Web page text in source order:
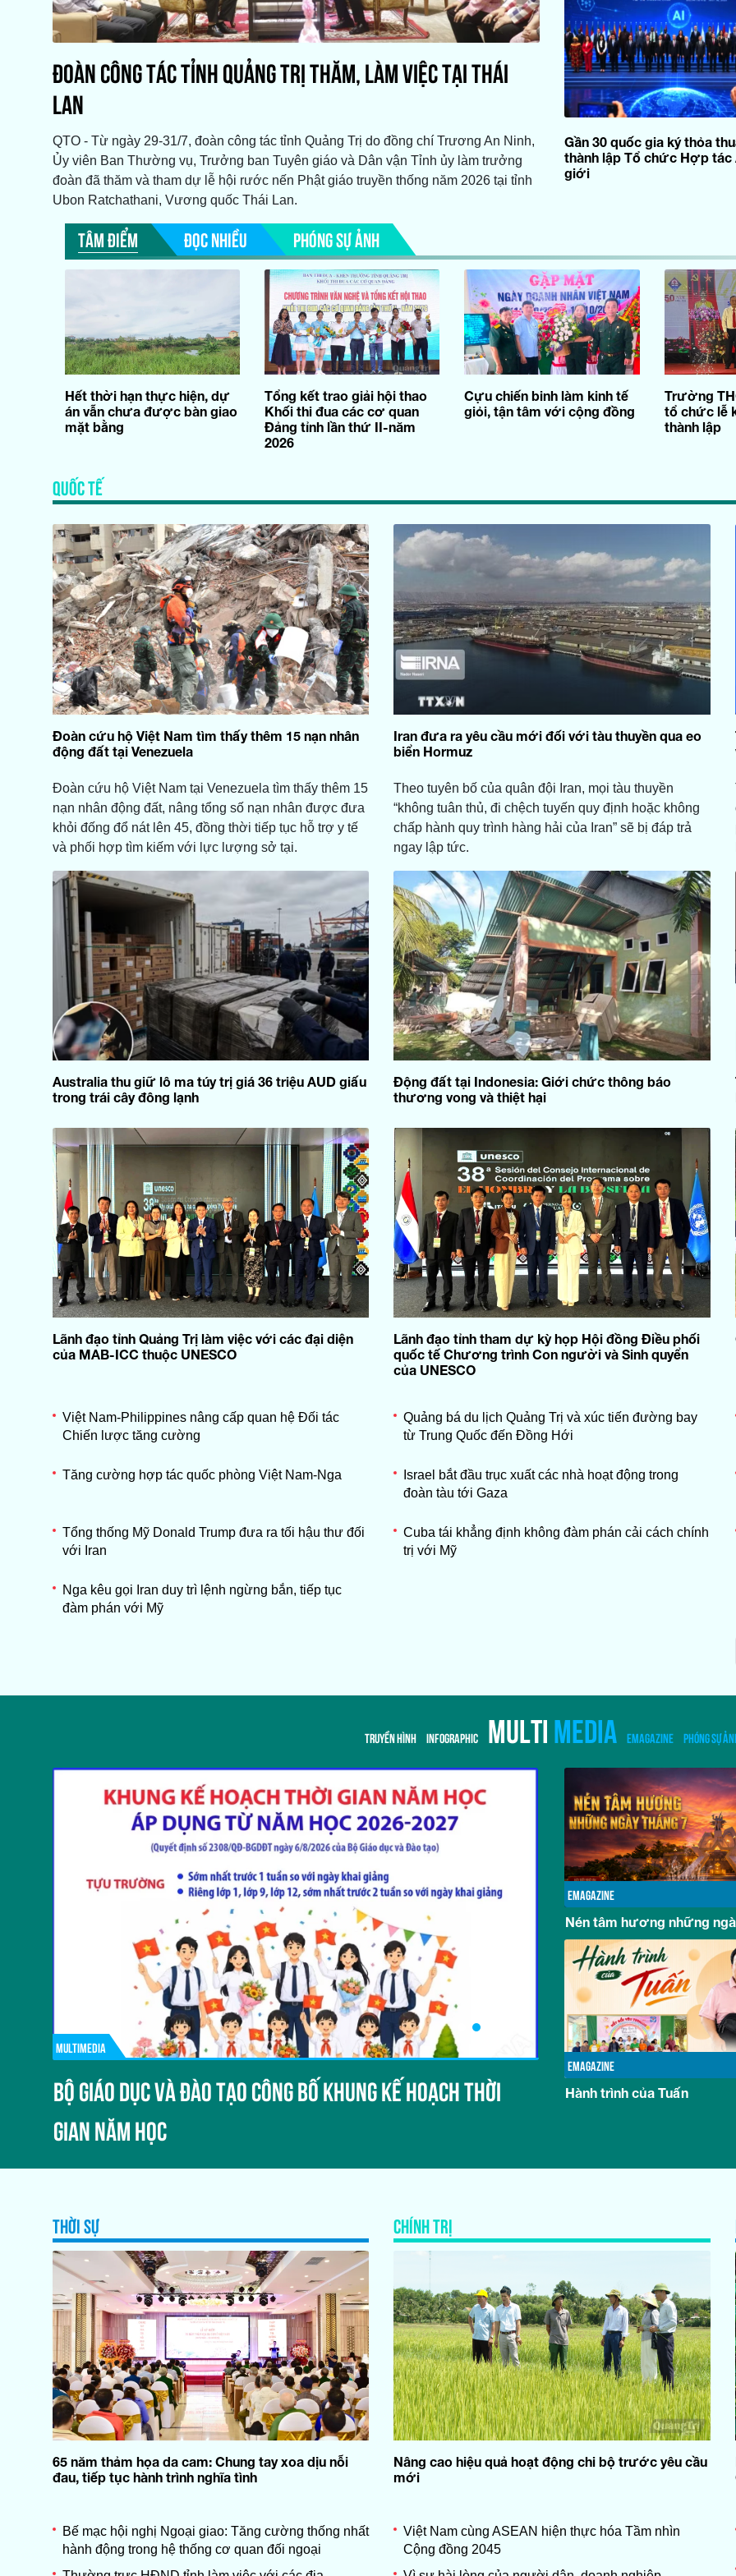
ĐOÀN CÔNG TÁC TỈNH QUẢNG TRỊ THĂM, LÀM VIỆC TẠI THÁI
LAN
QTO - Từ ngày 29-31/7, đoàn công tác tỉnh Quảng Trị do đồng chí Trương An Ninh,
Ủy viên Ban Thường vụ, Trưởng ban Tuyên giáo và Dân vận Tỉnh ủy làm trưởng
đoàn đã thăm và tham dự lễ hội rước nến Phật giáo truyền thống năm 2026 tại tỉnh
Ubon Ratchathani, Vương quốc Thái Lan.
Gần 30 quốc gia ký thỏa
thành lập Tổ chức Hợp tác
giới
TÂM ĐIỂM ĐỌC NHIỀU PHÓNG SỰ ẢNH
Hết thời hạn thực hiện, dự
án vẫn chưa được bàn giao
mặt bằng
Tổng kết trao giải hội thao
Khối thi đua các cơ quan
Đảng tỉnh lần thứ II-năm
2026
Cựu chiến binh làm kinh tế
giỏi, tận tâm với cộng đồng
Trường
tổ chức lễ
thành lập
QUỐC TẾ
Đoàn cứu hộ Việt Nam tìm thấy thêm 15 nạn nhân
động đất tại Venezuela
Đoàn cứu hộ Việt Nam tại Venezuela tìm thấy thêm 15
nạn nhân động đất, nâng tổng số nạn nhân được đưa
khỏi đống đổ nát lên 45, đồng thời tiếp tục hỗ trợ y tế
và phối hợp tìm kiếm với lực lượng sở tại.
Iran đưa ra yêu cầu mới đối với tàu thuyền qua eo
biển Hormuz
Theo tuyên bố của quân đội Iran, mọi tàu thuyền
“không tuân thủ, đi chệch tuyến quy định hoặc không
chấp hành quy trình hàng hải của Iran” sẽ bị đáp trả
ngay lập tức.
Australia thu giữ lô ma túy trị giá 36 triệu AUD giấu
trong trái cây đông lạnh
Động đất tại Indonesia: Giới chức thông báo
thương vong và thiệt hại
Lãnh đạo tỉnh Quảng Trị làm việc với các đại diện
của MAB-ICC thuộc UNESCO
Lãnh đạo tỉnh tham dự kỳ họp Hội đồng Điều phối
quốc tế Chương trình Con người và Sinh quyển
của UNESCO
Việt Nam-Philippines nâng cấp quan hệ Đối tác
Chiến lược tăng cường
Quảng bá du lịch Quảng Trị và xúc tiến đường bay
từ Trung Quốc đến Đồng Hới
Tăng cường hợp tác quốc phòng Việt Nam-Nga
Israel bắt đầu trục xuất các nhà hoạt động trong
đoàn tàu tới Gaza
Tổng thống Mỹ Donald Trump đưa ra tối hậu thư đối
với Iran
Cuba tái khẳng định không đàm phán cải cách chính
trị với Mỹ
Nga kêu gọi Iran duy trì lệnh ngừng bắn, tiếp tục
đàm phán với Mỹ
TRUYỀN HÌNH INFOGRAPHIC MULTIMEDIA EMAGAZINE PHÓNG SỰ
MULTIMEDIA
BỘ GIÁO DỤC VÀ ĐÀO TẠO CÔNG BỐ KHUNG KẾ HOẠCH THỜI
GIAN NĂM HỌC
MULTIMEDIA
NHỮNG TƯ DUY MỚI VỀ
EMAGAZINE
Nén tâm hương những
EMAGAZINE
Hành trình của Tuấn
THỜI SỰ
65 năm thảm họa da cam: Chung tay xoa dịu nỗi
đau, tiếp tục hành trình nghĩa tình
Bế mạc hội nghị Ngoại giao: Tăng cường thống nhất
hành động trong hệ thống cơ quan đối ngoại
CHÍNH TRỊ
Nâng cao hiệu quả hoạt động chi bộ trước yêu cầu
mới
Việt Nam cùng ASEAN hiện thực hóa Tầm nhìn
Cộng đồng 2045